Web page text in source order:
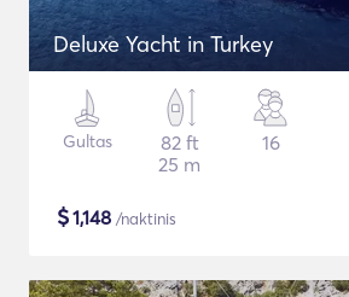
Deluxe Yacht in Turkey
Gultas
82 ft
25 m
16
$1,148 /naktinis